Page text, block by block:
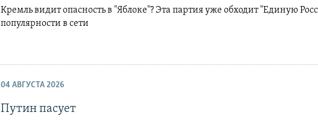
Кремль видит опасность в "Яблоке"? Эта партия уже обходит "Единую
популярности в сети
04 АВГУСТА 2026
Путин пасует